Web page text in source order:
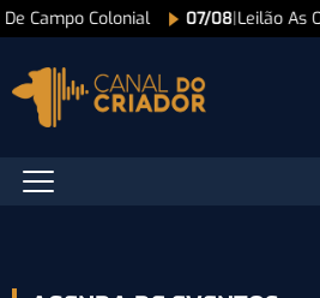
Campo Colonial 07/08|Leilão As